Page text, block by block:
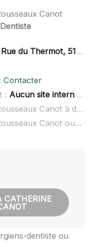
Canot
Dentiste
du Thermot, 51520 Sarry
Contacter
: Aucun site internet connu
Catherine Rousseaux Canot à domicile :
Catherine Rousseaux Canot ouvert dimanche :
CATHERINE
dentiste ou